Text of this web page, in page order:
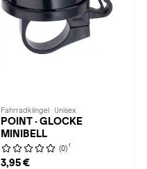
Fahrradklingel · Unisex
POINT · GLOCKE
MINIBELL
(0) 1
3,95 €